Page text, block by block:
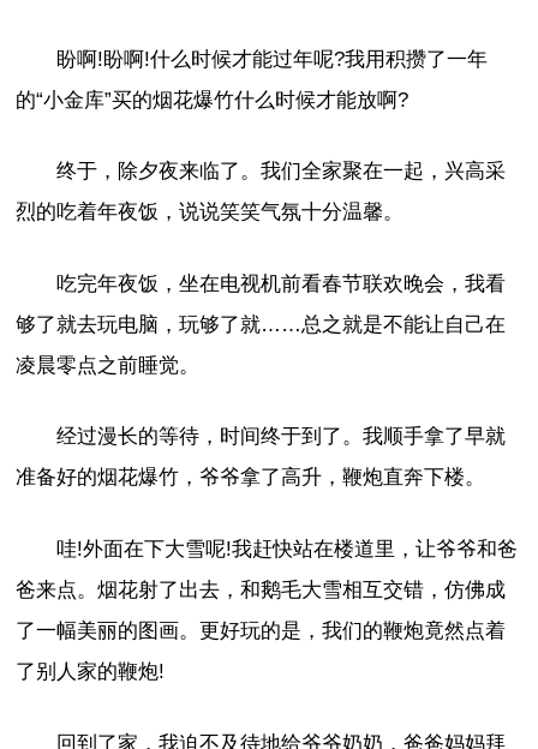
盼啊!盼啊!什么时候才能过年呢?我用积攒了一年
的“小金库”买的烟花爆竹什么时候才能放啊?
终于，除夕夜来临了。我们全家聚在一起，兴高采
烈的吃着年夜饭，说说笑笑气氛十分温馨。
吃完年夜饭，坐在电视机前看春节联欢晚会，我看
够了就去玩电脑，玩够了就……总之就是不能让自己在
凌晨零点之前睡觉。
经过漫长的等待，时间终于到了。我顺手拿了早就
准备好的烟花爆竹，爷爷拿了高升，鞭炮直奔下楼。
哇!外面在下大雪呢!我赶快站在楼道里，让爷爷和爸
爸来点。烟花射了出去，和鹅毛大雪相互交错，仿佛成
了一幅美丽的图画。更好玩的是，我们的鞭炮竟然点着
了别人家的鞭炮!
回到了家，我迫不及待地给爷爷奶奶，爸爸妈妈拜